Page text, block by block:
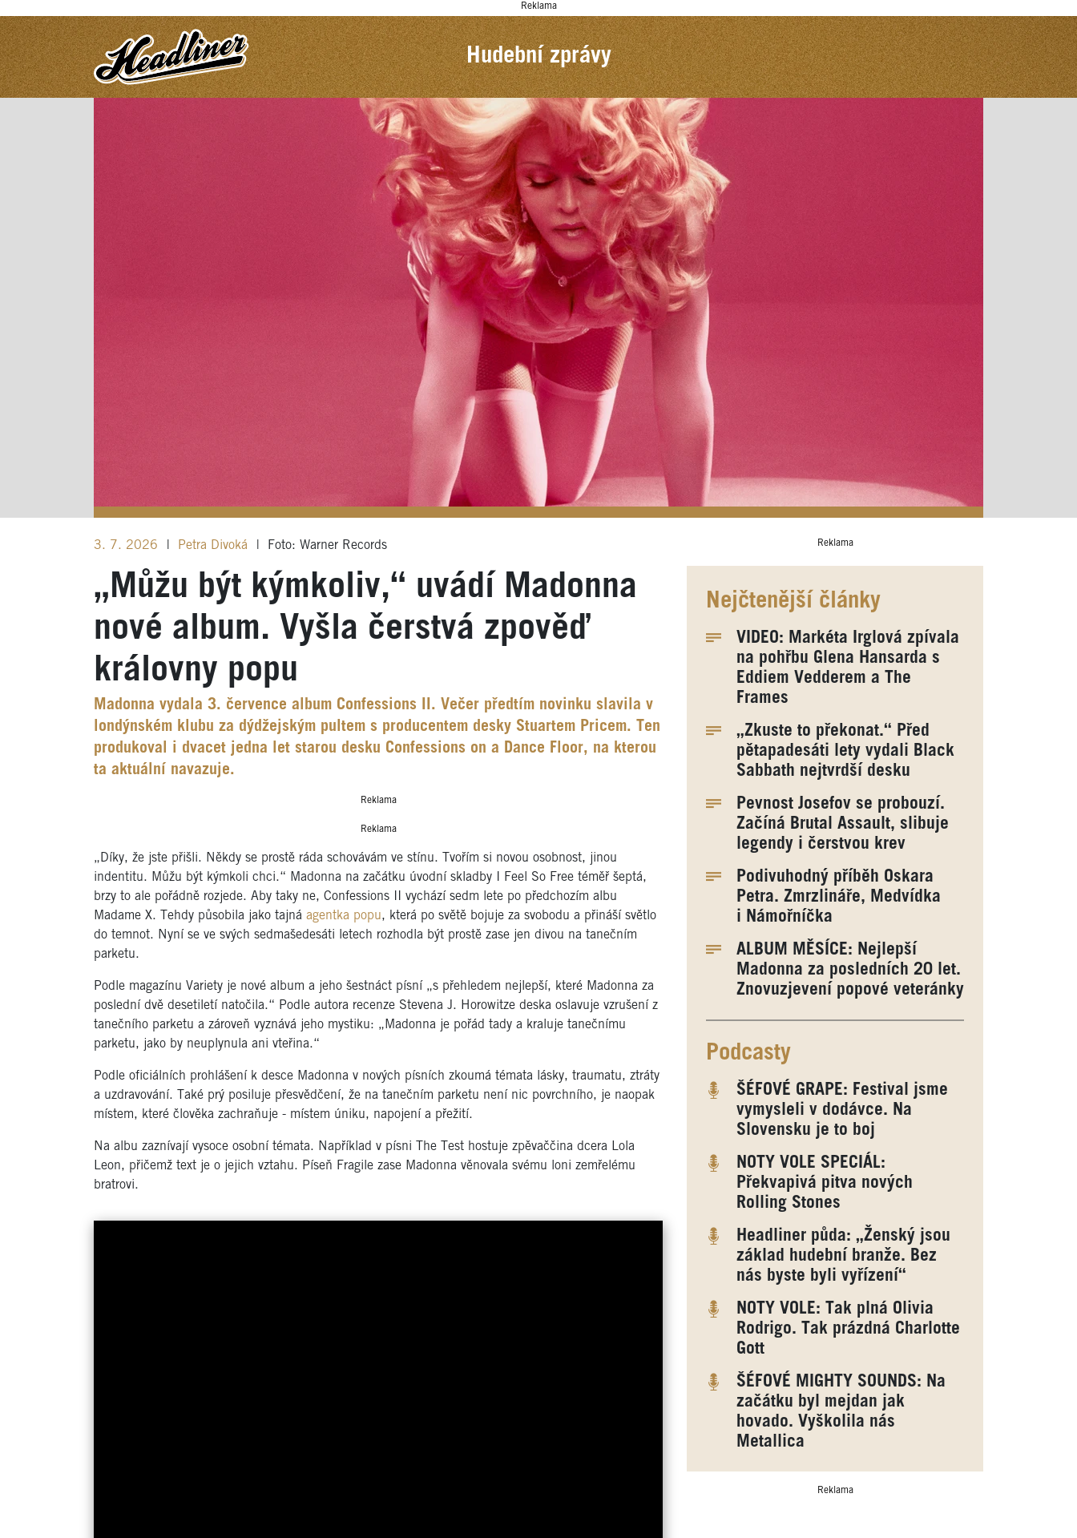
Reklama
Hudební zprávy
3. 7. 2026 Petra Divoká Foto: Warner Records
„Můžu být kýmkoliv,“ uvádí Madonna
nové album. Vyšla čerstvá zpověď
královny popu
Madonna vydala 3. července album Confessions II. Večer předtím novinku slavila v
londýnském klubu za dýdžejským pultem s producentem desky Stuartem Pricem. Ten
produkoval i dvacet jedna let starou desku Confessions on a Dance Floor, na kterou
ta aktuální navazuje.
Reklama
Reklama
„Díky, že jste přišli. Někdy se prostě ráda schovávám ve stínu. Tvořím si novou osobnost, jinou
indentitu. Můžu být kýmkoli chci.“ Madonna na začátku úvodní skladby I Feel So Free téměř šeptá,
brzy to ale pořádně rozjede. Aby taky ne, Confessions II vychází sedm lete po předchozím albu
Madame X. Tehdy působila jako tajná agentka popu, která po světě bojuje za svobodu a přináší světlo
do temnot. Nyní se ve svých sedmašedesáti letech rozhodla být prostě zase jen divou na tanečním
parketu.
Podle magazínu Variety je nové album a jeho šestnáct písní „s přehledem nejlepší, které Madonna za
poslední dvě desetiletí natočila.“ Podle autora recenze Stevena J. Horowitze deska oslavuje vzrušení z
tanečního parketu a zároveň vyznává jeho mystiku: „Madonna je pořád tady a kraluje tanečnímu
parketu, jako by neuplynula ani vteřina.“
Podle oficiálních prohlášení k desce Madonna v nových písních zkoumá témata lásky, traumatu, ztráty
a uzdravování. Také prý posiluje přesvědčení, že na tanečním parketu není nic povrchního, je naopak
místem, které člověka zachraňuje - místem úniku, napojení a přežití.
Na albu zaznívají vysoce osobní témata. Například v písni The Test hostuje zpěvaččina dcera Lola
Leon, přičemž text je o jejich vztahu. Píseň Fragile zase Madonna věnovala svému loni zemřelému
bratrovi.
Reklama
Nejčtenější články
VIDEO: Markéta Irglová zpívala
na pohřbu Glena Hansarda s
Eddiem Vedderem a The
Frames
„Zkuste to překonat.“ Před
pětapadesáti lety vydali Black
Sabbath nejtvrdší desku
Pevnost Josefov se probouzí.
Začíná Brutal Assault, slibuje
legendy i čerstvou krev
Podivuhodný příběh Oskara
Petra. Zmrzlináře, Medvídka
i Námořníčka
ALBUM MĚSÍCE: Nejlepší
Madonna za posledních 20 let.
Znovuzjevení popové veteránky
Podcasty
ŠÉFOVÉ GRAPE: Festival jsme
vymysleli v dodávce. Na
Slovensku je to boj
NOTY VOLE SPECIÁL:
Překvapivá pitva nových
Rolling Stones
Headliner půda: „Ženský jsou
základ hudební branže. Bez
nás byste byli vyřízení“
NOTY VOLE: Tak plná Olivia
Rodrigo. Tak prázdná Charlotte
Gott
ŠÉFOVÉ MIGHTY SOUNDS: Na
začátku byl mejdan jak
hovado. Vyškolila nás
Metallica
Reklama